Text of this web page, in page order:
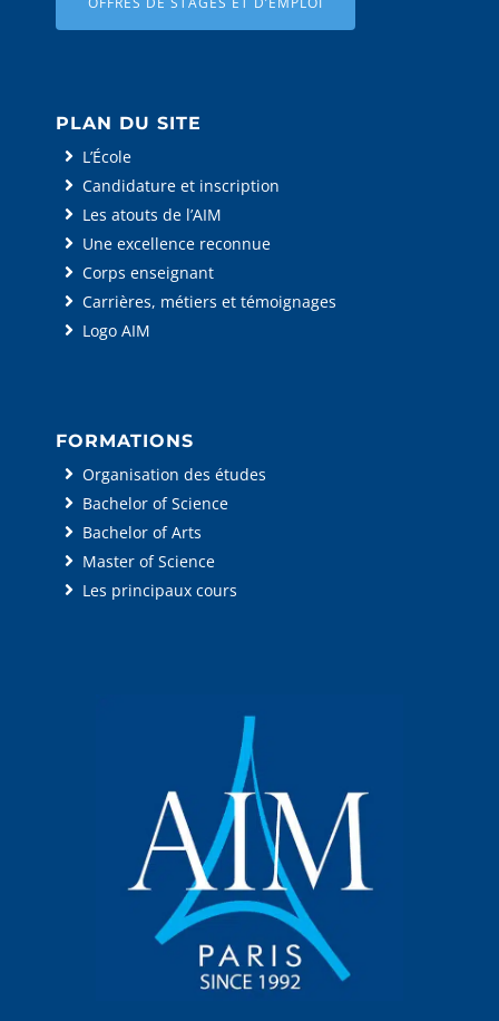
PLAN DU SITE
L’École
Candidature et inscription
Les atouts de l’AIM
Une excellence reconnue
Corps enseignant
Carrières, métiers et témoignages
Logo AIM
FORMATIONS
Organisation des études
Bachelor of Science
Bachelor of Arts
Master of Science
Les principaux cours